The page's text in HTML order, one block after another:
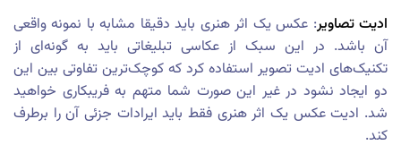
ادیت تصاویر: عکس یک اثر هنری باید دقیقا مشابه با نمونه واقعی
آن باشد. در این سبک از عکاسی تبلیغاتی باید به گونه‌ای از
تکنیک‌های ادیت تصویر استفاده کرد که کوچک‌ترین تفاوتی بین این
دو ایجاد نشود در غیر این صورت شما متهم به فریبکاری خواهید
شد. ادیت عکس یک اثر هنری فقط باید ایرادات جزئی آن را برطرف
کند.